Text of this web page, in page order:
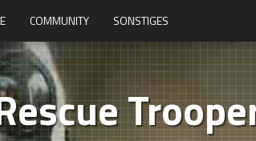
COMMUNITY SONSTIGES